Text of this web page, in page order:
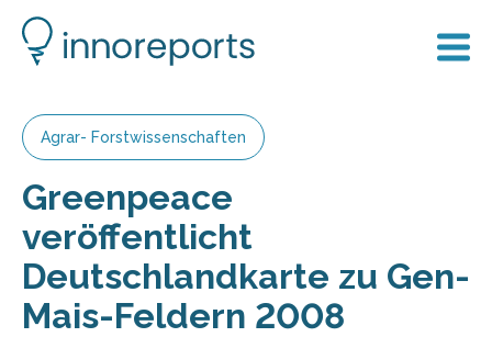
Agrar- Forstwissenschaften
Greenpeace
veröffentlicht
Deutschlandkarte zu Gen-
Mais-Feldern 2008